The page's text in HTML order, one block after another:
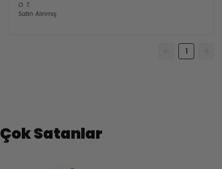
O. T.
Satın Alınmış
1
Çok Satanlar